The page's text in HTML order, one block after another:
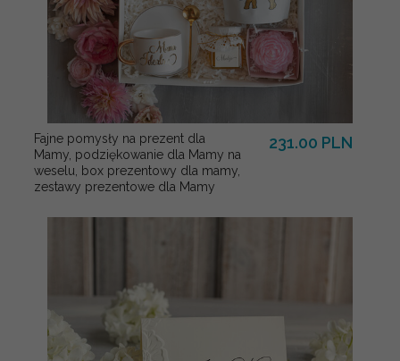
Fajne pomysły na prezent dla
Mamy, podziękowanie dla Mamy na
weselu, box prezentowy dla mamy,
zestawy prezentowe dla Mamy
231.00 PLN